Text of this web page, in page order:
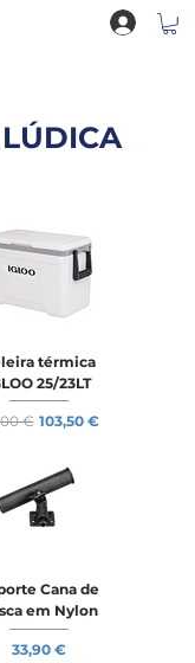
térmica
25/23LT
normal
€ Preço promocional
103,50 €
Cana de
em Nylon
Preço
33,90 €